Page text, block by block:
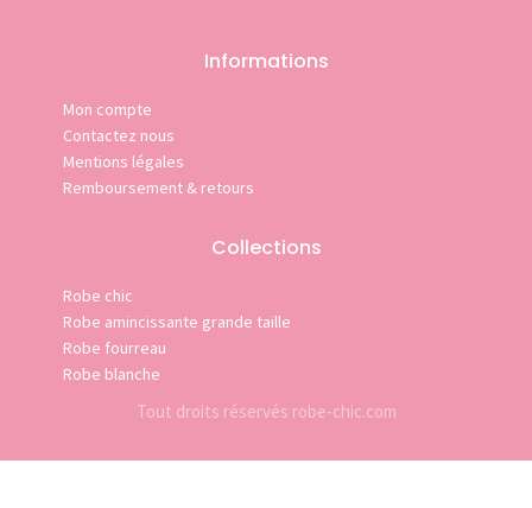
Informations
Mon compte
Contactez nous
Mentions légales
Remboursement & retours
Collections
Robe chic
Robe amincissante grande taille
Robe fourreau
Robe blanche
Tout droits réservés robe-chic.com